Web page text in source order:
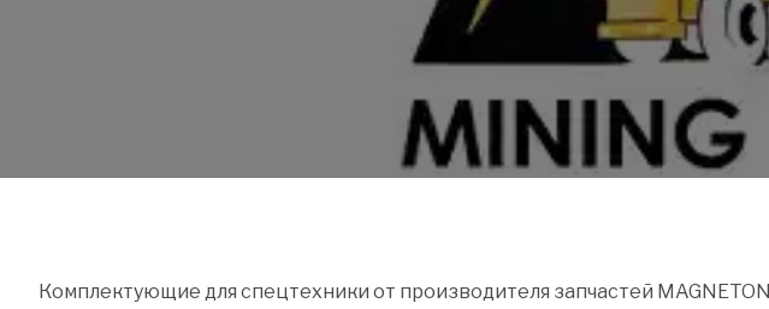
Комплектующие для спецтехники от производителя запчастей